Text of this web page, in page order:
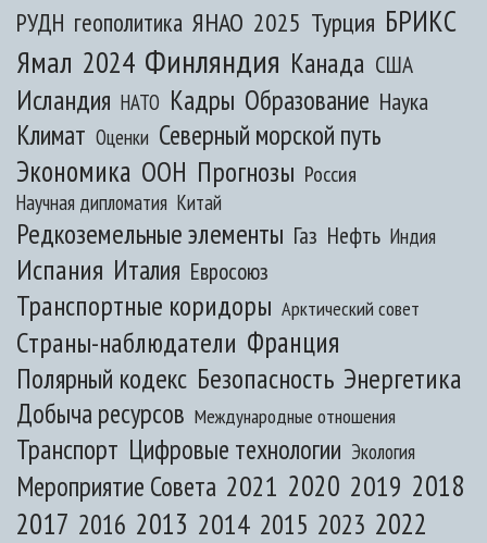
РУДН геополитика ЯНАО 2025 Турция БРИКС
Ямал 2024 Финляндия Канада США
Исландия НАТО Кадры Образование Наука
Климат Оценки Северный морской путь
Экономика ООН Прогнозы Россия
Научная дипломатия Китай
Редкоземельные элементы Газ Нефть Индия
Испания Италия Евросоюз
Транспортные коридоры Арктический совет
Страны-наблюдатели Франция
Полярный кодекс Безопасность Энергетика
Добыча ресурсов Международные отношения
Транспорт Цифровые технологии Экология
Мероприятие Совета 2021 2020 2019 2018
2017 2016 2013 2014 2015 2023 2022